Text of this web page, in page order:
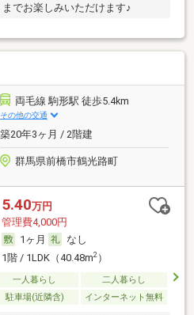
でお楽しみいただけます♪
両毛線 駒形駅 徒歩5.4km
その他の交通
築20年3ヶ月 / 2階建
群馬県前橋市鶴光路町
5.40万円
管理費4,000円
1ヶ月
なし
1階 / 1LDK（40.48m2）
一人暮らし
二人暮らし
駐車場(近隣含) インターネット無料